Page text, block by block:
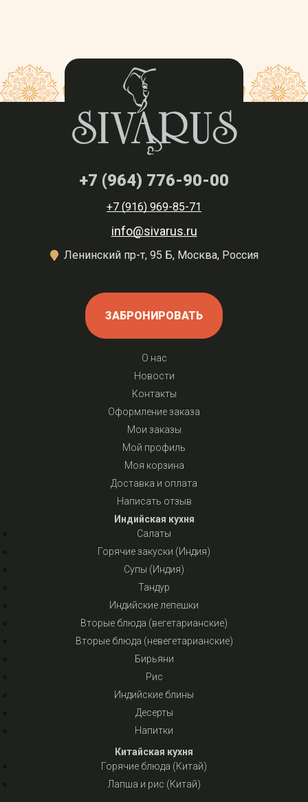
+7 (964) 776-90-00
+7 (916) 969-85-71
info@sivarus.ru
Ленинский пр-т, 95 Б, Москва, Россия
ЗАБРОНИРОВАТЬ
О нас
Новости
Контакты
Оформление заказа
Мои заказы
Мой профиль
Моя корзина
Доставка и оплата
Написать отзыв
Индийская кухня
Салаты
Горячие закуски (Индия)
Супы (Индия)
Тандур
Индийские лепешки
Вторые блюда (вегетарианские)
Вторые блюда (невегетарианские)
Бирьяни
Рис
Индийские блины
Десерты
Напитки
Китайская кухня
Горячие блюда (Китай)
Лапша и рис (Китай)